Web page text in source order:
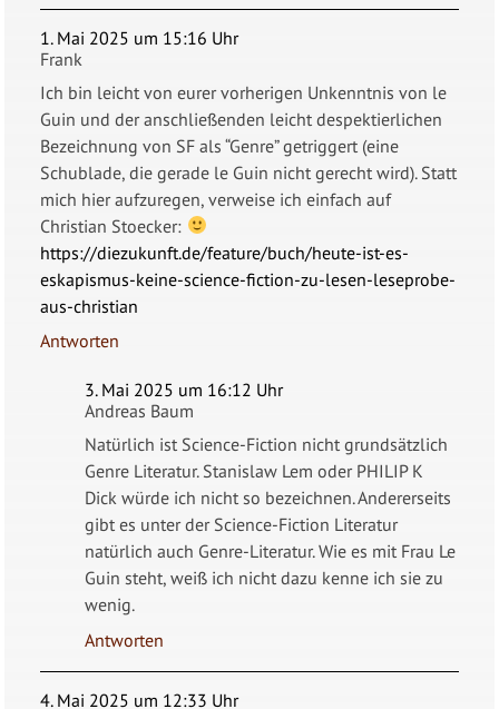
1. Mai 2025 um 15:16 Uhr
Frank
Ich bin leicht von eurer vorherigen Unkenntnis von le
Guin und der anschließenden leicht despektierlichen
Bezeichnung von SF als “Genre” getriggert (eine
Schublade, die gerade le Guin nicht gerecht wird). Statt
mich hier aufzuregen, verweise ich einfach auf
Christian Stoecker:
https://diezukunft.de/feature/buch/heute-ist-es-
eskapismus-keine-science-fiction-zu-lesen-leseprobe-
aus-christian
Antworten
3. Mai 2025 um 16:12 Uhr
Andreas Baum
Natürlich ist Science-Fiction nicht grundsätzlich
Genre Literatur. Stanislaw Lem oder PHILIP K
Dick würde ich nicht so bezeichnen. Andererseits
gibt es unter der Science-Fiction Literatur
natürlich auch Genre-Literatur. Wie es mit Frau Le
Guin steht, weiß ich nicht dazu kenne ich sie zu
wenig.
Antworten
4. Mai 2025 um 12:33 Uhr